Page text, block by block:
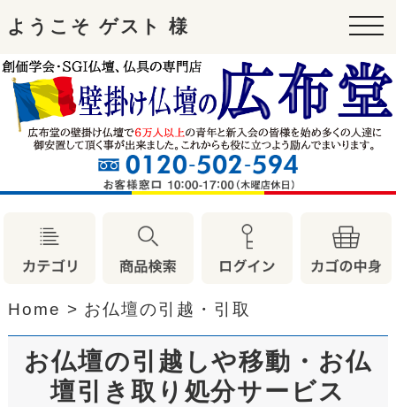
ようこそ ゲスト 様
Home > お仏壇の引越・引取
お仏壇の引越しや移動・お仏
壇引き取り処分サービス